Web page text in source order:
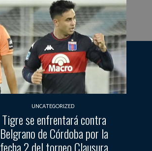
UNCATEGORIZED
Tigre se enfrentará contra
Belgrano de Córdoba por la
fecha 2 del torneo Clausura